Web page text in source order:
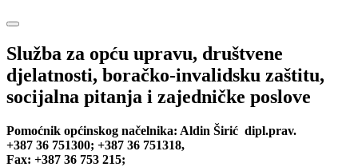
Služba za opću upravu, društvene
djelatnosti, boračko-invalidsku zaštitu,
socijalna pitanja i zajedničke poslove
Pomoćnik općinskog načelnika: Aldin Širić dipl.prav.
+387 36 751300; +387 36 751318,
Fax: +387 36 753 215;